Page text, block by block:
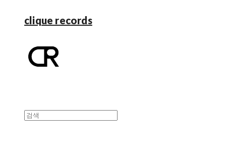
clique records